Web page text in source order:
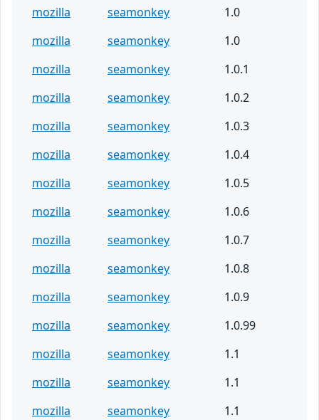
mozilla
seamonkey
1.0
mozilla
seamonkey
1.0
mozilla
seamonkey
1.0.1
mozilla
seamonkey
1.0.2
mozilla
seamonkey
1.0.3
mozilla
seamonkey
1.0.4
mozilla
seamonkey
1.0.5
mozilla
seamonkey
1.0.6
mozilla
seamonkey
1.0.7
mozilla
seamonkey
1.0.8
mozilla
seamonkey
1.0.9
mozilla
seamonkey
1.0.99
mozilla
seamonkey
1.1
mozilla
seamonkey
1.1
mozilla
seamonkey
1.1